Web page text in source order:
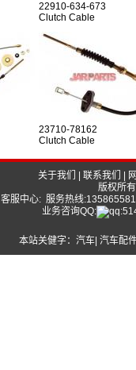
22910-634-673
Clutch Cable
23710-78162
Clutch Cable
关于我们 联系我们
版权所
客服中心: 服务热线
业务咨询QQ:
本站关健字： 汽车| 汽车配